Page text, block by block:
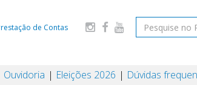
de Contas
Ouvidoria Eleições 2026 Dúvidas